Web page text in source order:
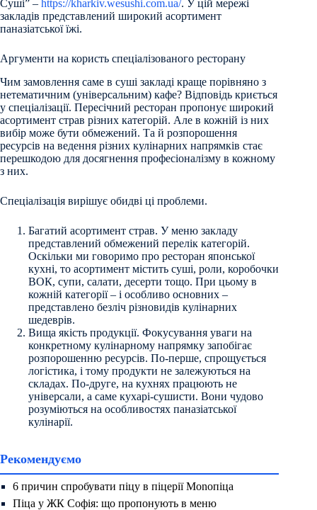
Суші” – https://kharkiv.wesushi.com.ua/. У цій мережі
закладів представлений широкий асортимент
паназіатської їжі.
Аргументи на користь спеціалізованого ресторану
Чим замовлення саме в суші закладі краще порівняно з
нетематичним (універсальним) кафе? Відповідь криється
у спеціалізації. Пересічний ресторан пропонує широкий
асортимент страв різних категорій. Але в кожній із них
вибір може бути обмежений. Та й розпорошення
ресурсів на ведення різних кулінарних напрямків стає
перешкодою для досягнення професіоналізму в кожному
з них.
Спеціалізація вирішує обидві ці проблеми.
Багатий асортимент страв. У меню закладу
представлений обмежений перелік категорій.
Оскільки ми говоримо про ресторан японської
кухні, то асортимент містить суші, роли, коробочки
ВОК, супи, салати, десерти тощо. При цьому в
кожній категорії – і особливо основних –
представлено безліч різновидів кулінарних
шедеврів.
Вища якість продукції. Фокусування уваги на
конкретному кулінарному напрямку запобігає
розпорошенню ресурсів. По-перше, спрощується
логістика, і тому продукти не залежуються на
складах. По-друге, на кухнях працюють не
універсали, а саме кухарі-сушисти. Вони чудово
розуміються на особливостях паназіатської
кулінарії.
Рекомендуємо
6 причин спробувати піцу в піцерії Monoпіца
Піца у ЖК Софія: що пропонують в меню